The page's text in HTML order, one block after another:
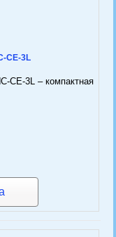
CE-3L
CE-3L – компактная